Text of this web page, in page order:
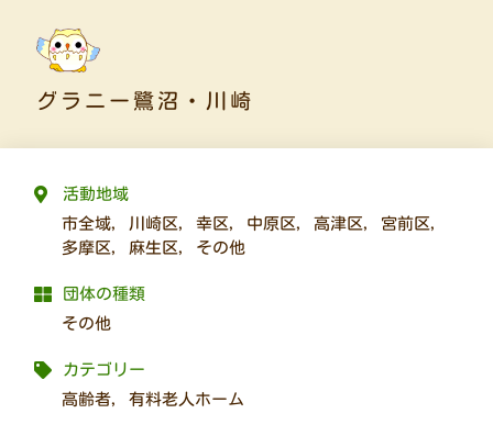
グラニー鷺沼・川崎
活動地域
市全域, 川崎区,幸区, 中原区,高津区, 宮前区,
多摩区, 麻生区, その他
団体の種類
その他
カテゴリー
高齢者,有料老人ホーム